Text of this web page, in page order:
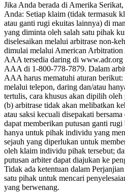
Jika Anda berada di Amerika
Anda: Setiap klaim (tidak termasuk
atau ganti rugi ekuitas lainnya) di
yang diminta oleh salah satu pihak
diselesaikan melalui arbitrase non-
dimulai melalui American
AAA tersedia daring di www.adr.org
AAA di 1-800-778-7879. Dalam
AAA harus mematuhi aturan berikut:
melalui telepon, daring dan/atau
tertulis, cara khusus akan dipilih
(b) arbitrase tidak akan melibatkan
atau saksi kecuali disepakati
dapat memberikan putusan ganti
hanya untuk pihak individu yang
sejauh yang diperlukan untuk
oleh klaim individu pihak tersebut;
putusan arbiter dapat diajukan ke
Tidak ada ketentuan dalam
satu pihak untuk mencari
yang berwenang.